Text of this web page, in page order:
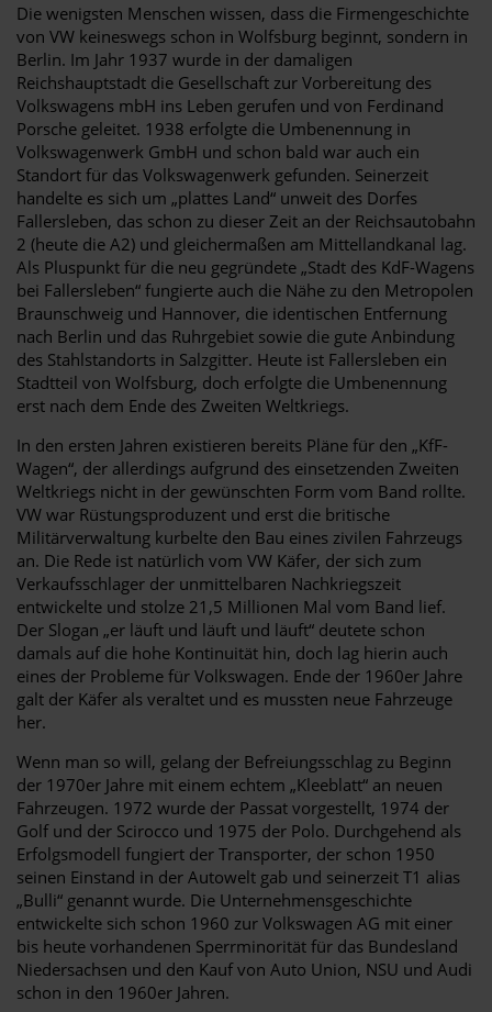
Die wenigsten Menschen wissen, dass die Firmengeschichte
von VW keineswegs schon in Wolfsburg beginnt, sondern in
Berlin. Im Jahr 1937 wurde in der damaligen
Reichshauptstadt die Gesellschaft zur Vorbereitung des
Volkswagens mbH ins Leben gerufen und von Ferdinand
Porsche geleitet. 1938 erfolgte die Umbenennung in
Volkswagenwerk GmbH und schon bald war auch ein
Standort für das Volkswagenwerk gefunden. Seinerzeit
handelte es sich um „plattes Land“ unweit des Dorfes
Fallersleben, das schon zu dieser Zeit an der Reichsautobahn
2 (heute die A2) und gleichermaßen am Mittellandkanal lag.
Als Pluspunkt für die neu gegründete „Stadt des KdF-Wagens
bei Fallersleben“ fungierte auch die Nähe zu den Metropolen
Braunschweig und Hannover, die identischen Entfernung
nach Berlin und das Ruhrgebiet sowie die gute Anbindung
des Stahlstandorts in Salzgitter. Heute ist Fallersleben ein
Stadtteil von Wolfsburg, doch erfolgte die Umbenennung
erst nach dem Ende des Zweiten Weltkriegs.
In den ersten Jahren existieren bereits Pläne für den „KfF-
Wagen“, der allerdings aufgrund des einsetzenden Zweiten
Weltkriegs nicht in der gewünschten Form vom Band rollte.
VW war Rüstungsproduzent und erst die britische
Militärverwaltung kurbelte den Bau eines zivilen Fahrzeugs
an. Die Rede ist natürlich vom VW Käfer, der sich zum
Verkaufsschlager der unmittelbaren Nachkriegszeit
entwickelte und stolze 21,5 Millionen Mal vom Band lief.
Der Slogan „er läuft und läuft und läuft“ deutete schon
damals auf die hohe Kontinuität hin, doch lag hierin auch
eines der Probleme für Volkswagen. Ende der 1960er Jahre
galt der Käfer als veraltet und es mussten neue Fahrzeuge
her.
Wenn man so will, gelang der Befreiungsschlag zu Beginn
der 1970er Jahre mit einem echtem „Kleeblatt“ an neuen
Fahrzeugen. 1972 wurde der Passat vorgestellt, 1974 der
Golf und der Scirocco und 1975 der Polo. Durchgehend als
Erfolgsmodell fungiert der Transporter, der schon 1950
seinen Einstand in der Autowelt gab und seinerzeit T1 alias
„Bulli“ genannt wurde. Die Unternehmensgeschichte
entwickelte sich schon 1960 zur Volkswagen AG mit einer
bis heute vorhandenen Sperrminorität für das Bundesland
Niedersachsen und den Kauf von Auto Union, NSU und Audi
schon in den 1960er Jahren.